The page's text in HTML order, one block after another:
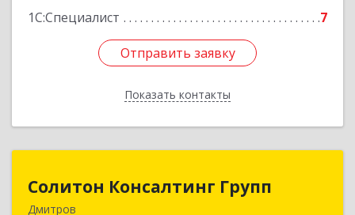
1С:Специалист
7
Отправить заявку
Показать контакты
Отправить заявку
Назад
Солитон Консалтинг Групп
Дмитров